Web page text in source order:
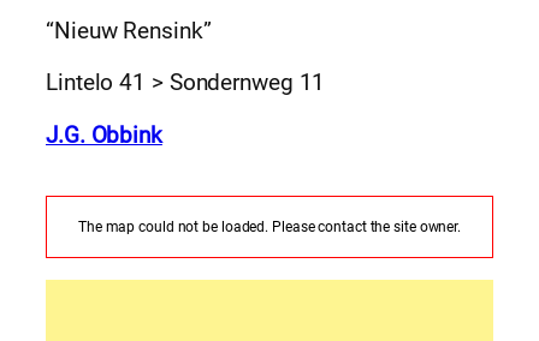
“Nieuw Rensink”
Lintelo 41 > Sondernweg 11
J.G. Obbink
The map could not be loaded. Please contact the site owner.